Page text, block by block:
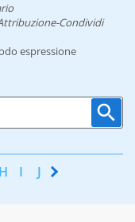
Condividi
espressione
H I J K